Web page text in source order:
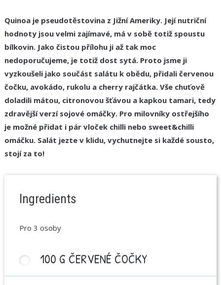
Quinoa je pseudotěstovina z Jižní Ameriky. Její nutriční
hodnoty jsou velmi zajímavé, má v sobě totiž spoustu
bílkovin. Jako čistou přílohu ji až tak moc
nedoporučujeme, je totiž dost sytá. Proto jsme ji
vyzkoušeli jako součást salátu k obědu, přidali červenou
čočku, avokádo, rukolu a cherry rajčátka. Vše chuťově
doladili mátou, citronovou šťávou a kapkou tamari, tedy
zdravější verzí sojové omáčky. Pro milovníky ostřejšího
je možné přidat i pár vloček chilli nebo sweet&chilli
omáčku. Salát jezte v klidu, vychutnejte si každé sousto,
stojí za to!
Ingredients
Pro 3 osoby
100 G ČERVENÉ ČOČKY